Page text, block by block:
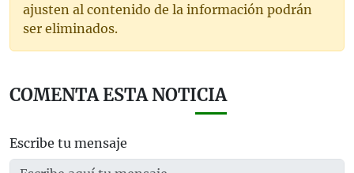
ajusten al contenido de la información podrán
ser eliminados.
COMENTA ESTA NOTICIA
Escribe tu mensaje